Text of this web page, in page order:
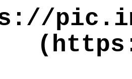
pic.in.th/